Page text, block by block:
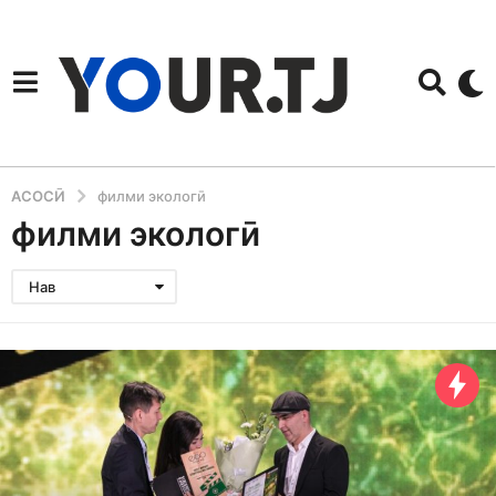
АСОСӢ филми экологӣ
филми экологӣ
Нав